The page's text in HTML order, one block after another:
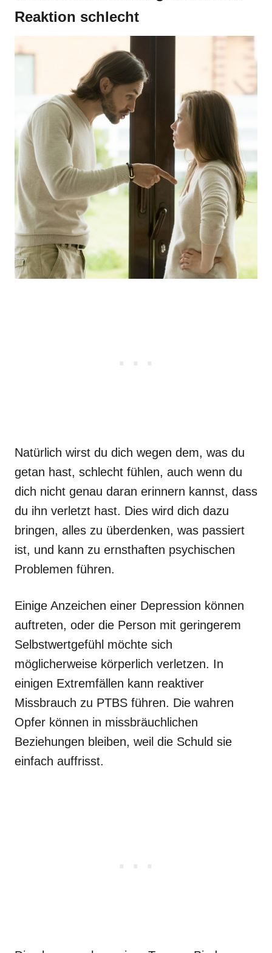
Reaktion schlecht
Natürlich wirst du dich wegen dem, was du
getan hast, schlecht fühlen, auch wenn du
dich nicht genau daran erinnern kannst, dass
du ihn verletzt hast. Dies wird dich dazu
bringen, alles zu überdenken, was passiert
ist, und kann zu ernsthaften psychischen
Problemen führen.
Einige Anzeichen einer Depression können
auftreten, oder die Person mit geringerem
Selbstwertgefühl möchte sich
möglicherweise körperlich verletzen. In
einigen Extremfällen kann reaktiver
Missbrauch zu PTBS führen. Die wahren
Opfer können in missbräuchlichen
Beziehungen bleiben, weil die Schuld sie
einfach auffrisst.